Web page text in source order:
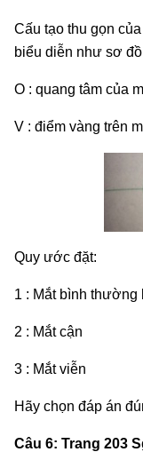
Cấu tạo thu gọn
biểu diễn như sơ
O : quang tâm của
V : điểm vàng trên
Quy ước đặt:
1 : Mắt bình thường
2 : Mắt cận
3 : Mắt viễn
Hãy chọn đáp án
Câu 6: Trang 203